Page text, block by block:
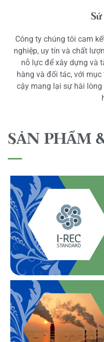
Công ty chúng tôi cam
nghiệp, uy tín và chất
nỗ lực để xây dựng và
hàng và đối tác, với
cậy mang lại sự hài
SẢN PHẨM